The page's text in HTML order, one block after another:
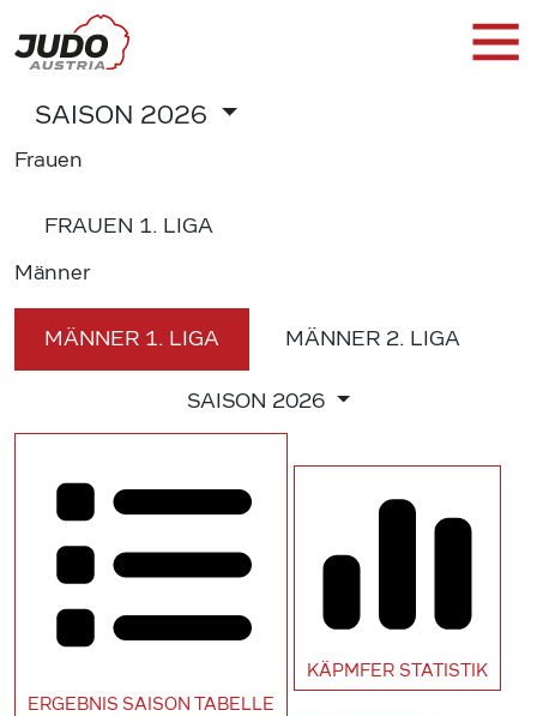
SAISON 2026
Frauen
FRAUEN 1. LIGA
Männer
MÄNNER 1. LIGA MÄNNER 2. LIGA
SAISON 2026
ERGEBNIS SAISON TABELLE
KÄPMFER STATISTIK